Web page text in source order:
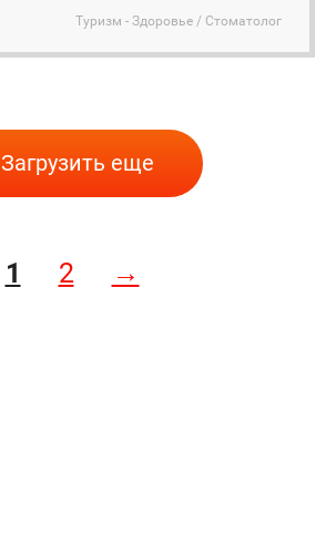
Туризм - Здоровье / Стоматолог
Загрузить еще
1 2 →